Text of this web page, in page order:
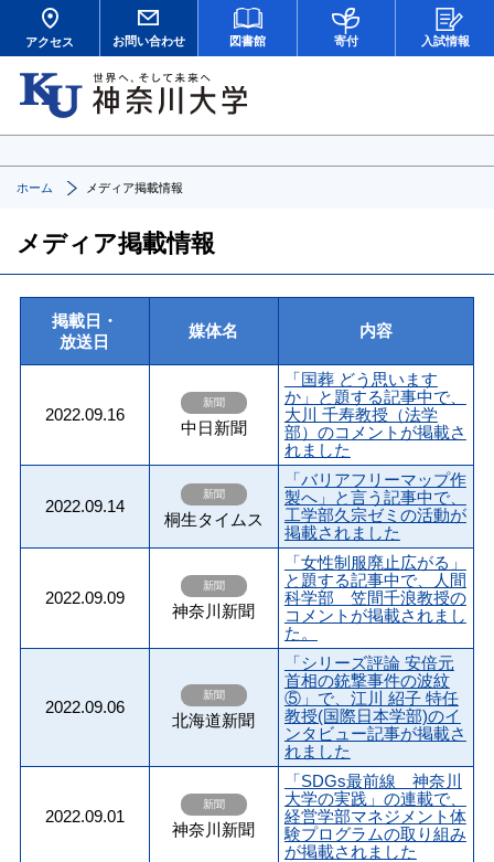
アクセス お問い合わせ 図書館 寄付 入試情報
ホーム メディア掲載情報
メディア掲載情報
掲載日・
放送日
媒体名 内容
2022.09.16
新聞
中日新聞
「国葬 どう思います
か」と題する記事中で、
大川 千寿教授（法学
部）のコメントが掲載さ
れました
2022.09.14
新聞
桐生タイムス
「バリアフリーマップ作
製へ」と言う記事中で、
工学部久宗ゼミの活動が
掲載されました
2022.09.09
新聞
神奈川新聞
「女性制服廃止広がる」
と題する記事中で、人間
科学部 笠間千浪教授の
コメントが掲載されまし
た。
2022.09.06
新聞
北海道新聞
「シリーズ評論 安倍元
首相の銃撃事件の波紋
⑤」で、江川 紹子 特任
教授(国際日本学部)のイ
ンタビュー記事が掲載さ
れました
2022.09.01
新聞
神奈川新聞
「SDGs最前線 神奈川
大学の実践」の連載で、
経営学部マネジメント体
験プログラムの取り組み
が掲載されました